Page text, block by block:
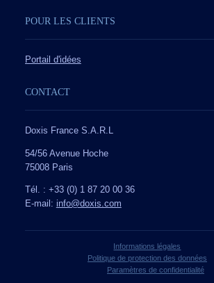
POUR LES CLIENTS
Portail d'idées
CONTACT
Doxis France S.A.R.L
54/56 Avenue Hoche
75008 Paris
Tél. : +33 (0) 1 87 20 00 36
E-mail: info@doxis.com
Informations légales
Politique de protection des données
Paramètres de confidentialité